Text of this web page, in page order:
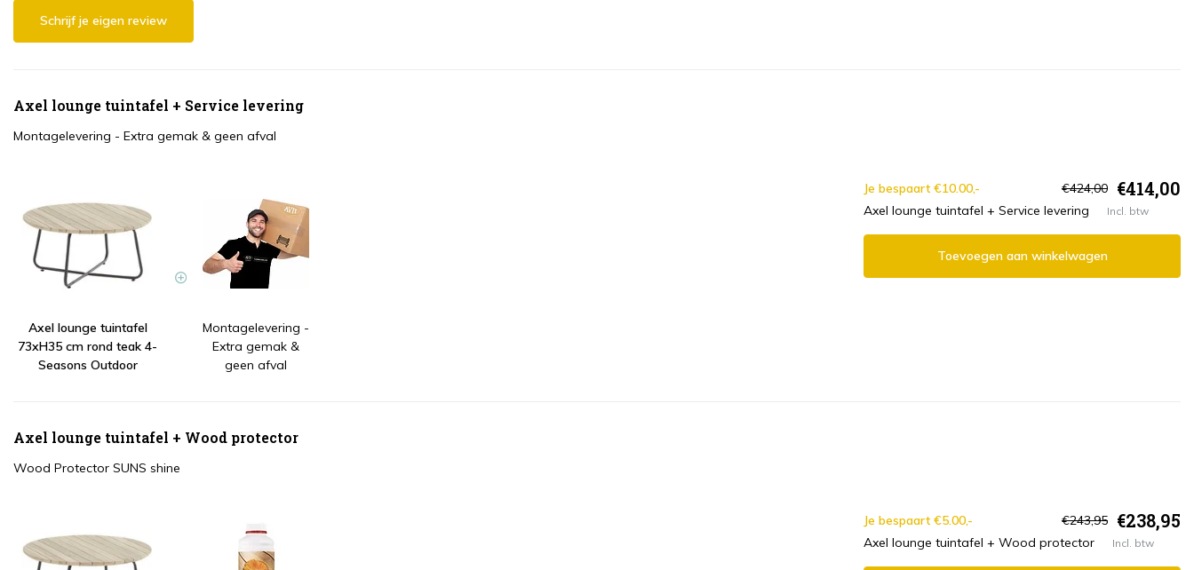
Schrijf je eigen review
Axel lounge tuintafel + Service levering
Montagelevering - Extra gemak & geen afval
Axel lounge tuintafel
73xH35 cm rond teak 4-
Seasons Outdoor
Montagelevering -
Extra gemak &
geen afval
Je bespaart €10.00,- €424,00 €414,00
Axel lounge tuintafel + Service levering Incl. btw
Toevoegen aan winkelwagen
Axel lounge tuintafel + Wood protector
Wood Protector SUNS shine
Je bespaart €5.00,- €243,95 €238,95
Axel lounge tuintafel + Wood protector Incl. btw